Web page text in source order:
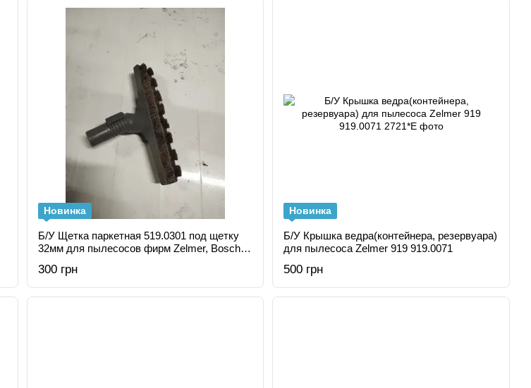
Новинка
Б/У Щетка паркетная 519.0301 под щетку
32мм для пылесосов фирм Zelmer, Bosch,
300 грн
Новинка
Б/У Крышка ведра(контейнера, резервуара)
для пылесоса Zelmer 919 919.0071
500 грн